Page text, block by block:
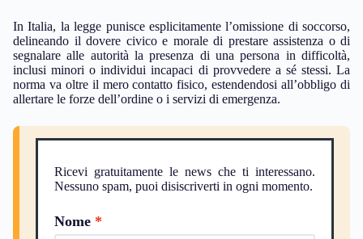
In Italia, la legge punisce esplicitamente l’omissione di soccorso,
delineando il dovere civico e morale di prestare assistenza o di
segnalare alle autorità la presenza di una persona in difficoltà,
inclusi minori o individui incapaci di provvedere a sé stessi. La
norma va oltre il mero contatto fisico, estendendosi all’obbligo di
allertare le forze dell’ordine o i servizi di emergenza.
Ricevi gratuitamente le news che ti interessano.
Nessuno spam, puoi disiscriverti in ogni momento.
Nome